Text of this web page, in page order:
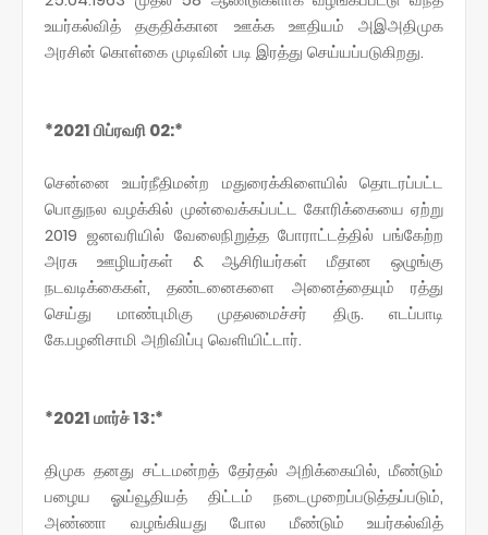
உயர்கல்வித் தகுதிக்கான ஊக்க ஊதியம் அஇஅதிமுக
அரசின் கொள்கை முடிவின் படி இரத்து செய்யப்படுகிறது.
*2021 பிப்ரவரி 02:*
சென்னை உயர்நீதிமன்ற மதுரைக்கிளையில் தொடரப்பட்ட
பொதுநல வழக்கில் முன்வைக்கப்பட்ட கோரிக்கையை ஏற்று
2019 ஜனவரியில் வேலைநிறுத்த போராட்டத்தில் பங்கேற்ற
அரசு ஊழியர்கள் & ஆசிரியர்கள் மீதான ஒழுங்கு
நடவடிக்கைகள், தண்டனைகளை அனைத்தையும் ரத்து
செய்து மாண்புமிகு முதலமைச்சர் திரு. எடப்பாடி
கே.பழனிசாமி அறிவிப்பு வெளியிட்டார்.
*2021 மார்ச் 13:*
திமுக தனது சட்டமன்றத் தேர்தல் அறிக்கையில், மீண்டும்
பழைய ஓய்வூதியத் திட்டம் நடைமுறைப்படுத்தப்படும்,
அண்ணா வழங்கியது போல மீண்டும் உயர்கல்வித்